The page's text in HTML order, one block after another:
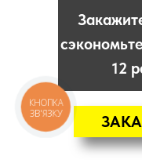
сэкономьте
12
КНОПКА
ЗВ'ЯЗКУ